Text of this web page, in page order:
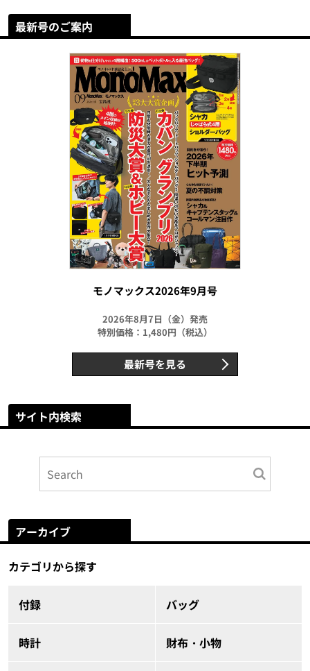
最新号のご案内
モノマックス2026年9月号
2026年8月7日（金）発売
特別価格：1,480円（税込）
最新号を見る
サイト内検索
アーカイブ
カテゴリから探す
付録 バッグ
時計 財布・小物